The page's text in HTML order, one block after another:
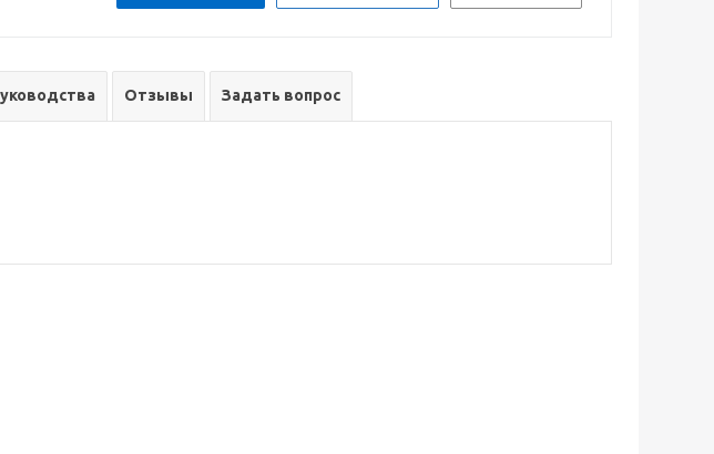
Отзывы Задать вопрос